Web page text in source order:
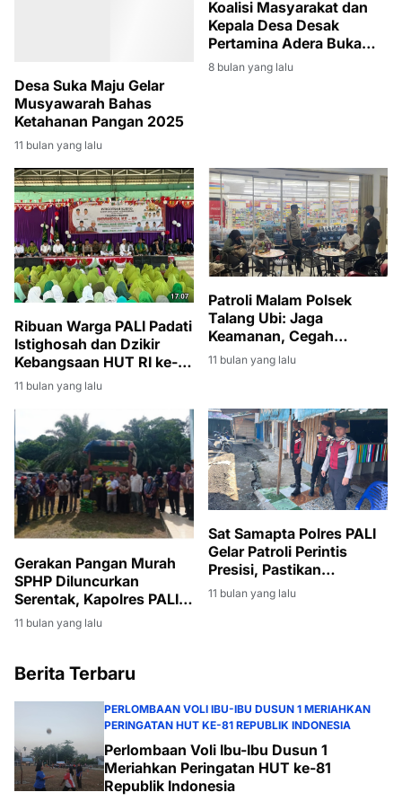
Desa Suka Maju Gelar
Musyawarah Bahas
Ketahanan Pangan 2025
11 bulan yang lalu
Koalisi Masyarakat dan
Kepala Desa Desak
Pertamina Adera Buka
Rekrutmen Tenaga Kerja
Secara Transparan
8 bulan yang lalu
Ribuan Warga PALI Padati
Istighosah dan Dzikir
Kebangsaan HUT RI ke-
80
11 bulan yang lalu
Patroli Malam Polsek
Talang Ubi: Jaga
Keamanan, Cegah
Tawuran dan Tindak
Kriminal
11 bulan yang lalu
Gerakan Pangan Murah
SPHP Diluncurkan
Serentak, Kapolres PALI:
Langkah Strategis
Stabilkan Harga dan
11 bulan yang lalu
Sat Samapta Polres PALI
Gelar Patroli Perintis
Presisi, Pastikan
Kondusifitas Pasar Induk
11 bulan yang lalu
Berita Terbaru
PERLOMBAAN VOLI IBU-IBU DUSUN 1 MERIAHKAN
PERINGATAN HUT KE-81 REPUBLIK INDONESIA
Perlombaan Voli Ibu-Ibu Dusun 1
Meriahkan Peringatan HUT ke-81
Republik Indonesia